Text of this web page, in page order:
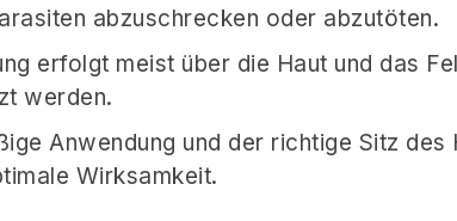
abzuschrecken oder abzutöten.
erfolgt meist über die Haut und das
werden.
Anwendung und der richtige Sitz
Wirksamkeit.